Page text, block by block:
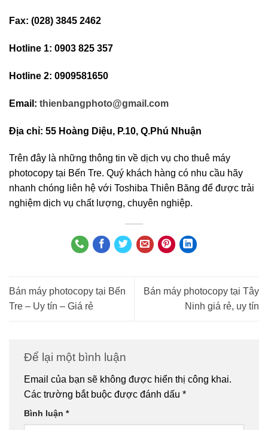
Fax: (028) 3845 2462
Hotline 1: 0903 825 357
Hotline 2: 0909581650
Email: thienbangphoto@gmail.com
Địa chỉ: 55 Hoàng Diệu, P.10, Q.Phú Nhuận
Trên đây là những thông tin về dịch vụ cho thuê máy
photocopy tại Bến Tre. Quý khách hàng có nhu cầu hãy
nhanh chóng liên hệ với Toshiba Thiên Băng để được trải
nghiệm dịch vụ chất lượng, chuyên nghiệp.
Bán máy photocopy tại Bến
Tre – Uy tín – Giá rẻ
Bán máy photocopy tại Tây
Ninh giá rẻ, uy tín
Để lại một bình luận
Email của bạn sẽ không được hiển thị công khai.
Các trường bắt buộc được đánh dấu *
Bình luận *